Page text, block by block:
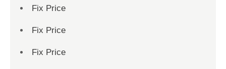
Fix Price
Fix Price
Fix Price